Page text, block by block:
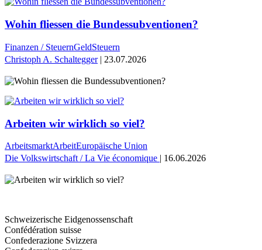
Wohin fliessen die Bundessubventionen?
Finanzen / SteuernGeldSteuern
Christoph A. Schaltegger| 23.07.2026
Arbeiten wir wirklich so viel?
ArbeitsmarktArbeitEuropäische Union
Die Volkswirtschaft / La Vie économique | 16.06.2026
Schweizerische Eidgenossenschaft
Confédération suisse
Confederazione Svizzera